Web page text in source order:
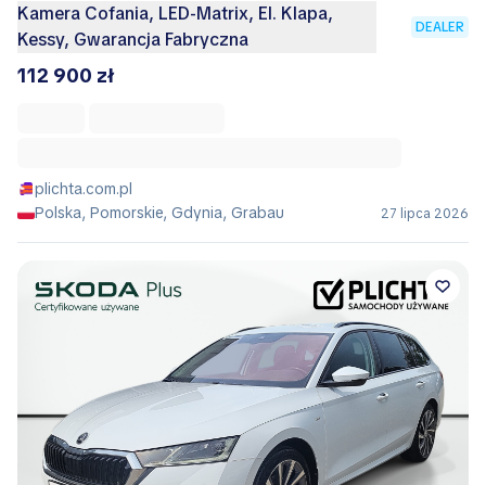
Kamera Cofania, LED-Matrix, El. Klapa,
Kessy, Gwarancja Fabryczna
DEALER
112 900 zł
plichta.com.pl
Polska, Pomorskie, Gdynia, Grabau
27 lipca 2026